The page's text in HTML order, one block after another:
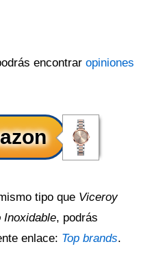
encontrar opiniones
tipo que Viceroy
Inoxidable, podrás
enlace: Top brands.